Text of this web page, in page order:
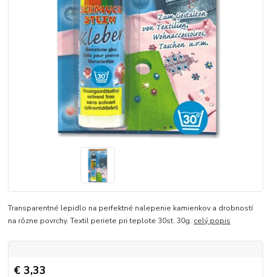
Transparentné lepidlo na perfektné nalepenie kamienkov a drobností
na rôzne povrchy. Textil periete pri teplote 30st. 30g. celý popis
€ 3,33